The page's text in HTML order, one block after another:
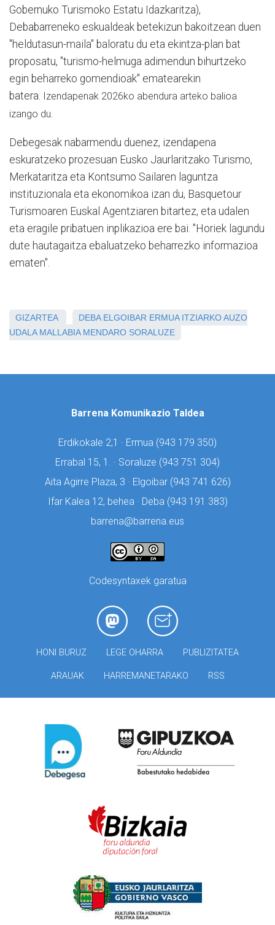
Gobernuko Turismoko Estatu Idazkaritza),
Debabarreneko eskualdeak betekizun bakoitzean duen
"heldutasun-maila" baloratu du eta ekintza-plan bat
proposatu, "turismo-helmuga adimendun bihurtzeko
egin beharreko gomendioak" ematearekin
batera. zendapenak 2026ko abendura arteko balioa
izango du.
Debegesak nabarmendu duenez, izendapena
eskuratzeko prozesuan Eusko Jaurlaritzako Turismo,
Merkataritza eta Kontsumo Sailaren laguntza
instituzionala eta ekonomikoa izan du, Basquetour
Turismoaren Euskal Agentziaren bitartez, eta udalen
eta eragile pribatuen inplikazioa ere bai. "Horiek lagundu
dute hautagaitza ebaluatzeko beharrezko informazioa
ematen".
GIZARTEA DEBA ELGOIBAR ERMUA ITZIARKO AUZO
UDALA MALLABIA MENDARO SORALUZE
Barrena Komunikazio Taldea
Erdikokale 2,1 · Ermua (943 179 350)
Errabal 15, 1. · Soraluze (943 751 304)
Aita Agirre Plaza, 3 · Elgoibar (943 741 626)
Ifar Kalea 12, behea · Deba (943 191 383)
barrena@barrena.eus
Codesyntaxek garatua
HONI BURUZ LEGE OHARRA PUBLIZITATEA
ARAUAK HARREMANETARAKO RSS